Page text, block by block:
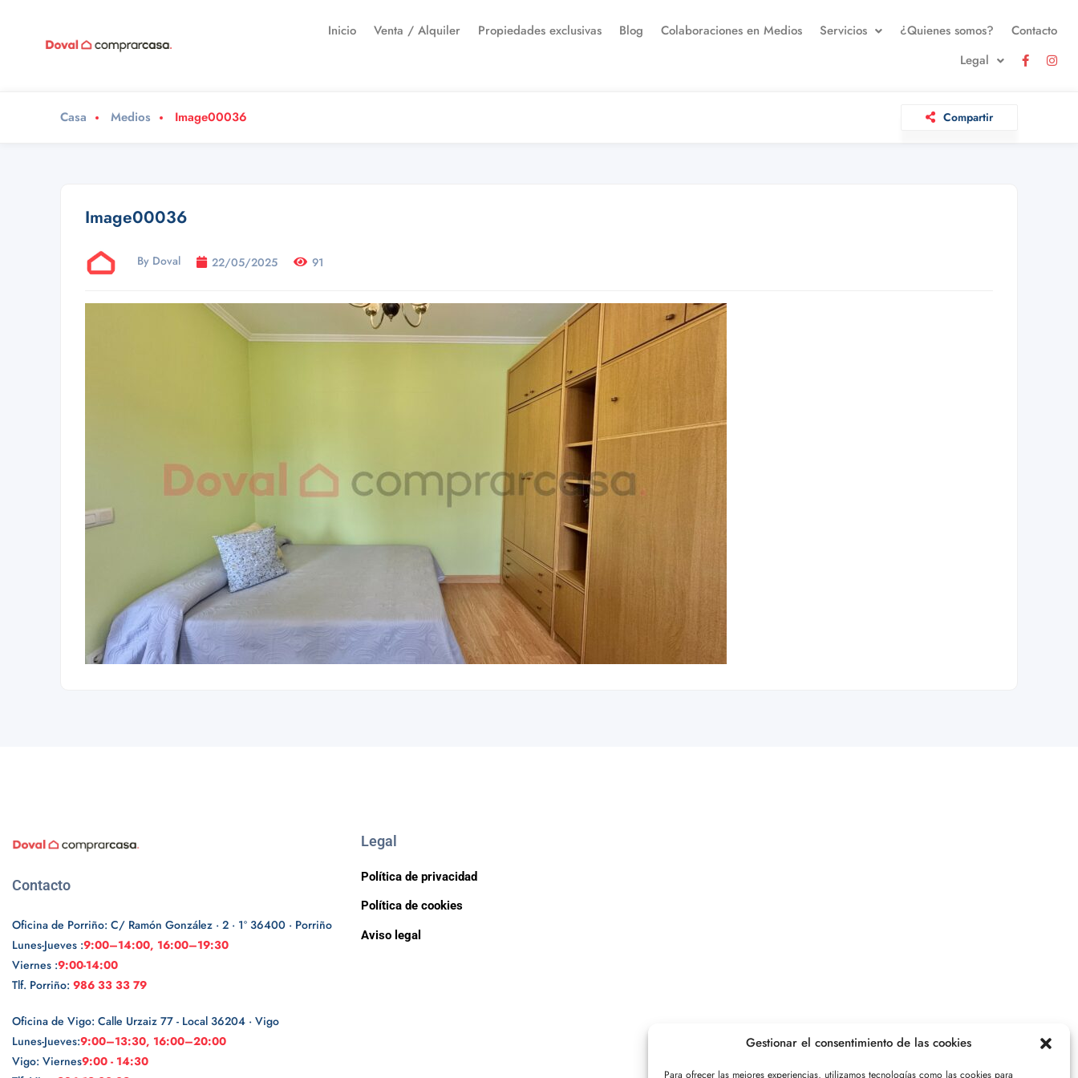
Gestionar el consentimiento de las cookies
Para ofrecer las mejores experiencias, utilizamos tecnologías como las cookies para
Inicio Venta / Alquiler Propiedades exclusivas Blog Colaboraciones en Medios Servicios ¿Quienes somos?
Contacto
Legal
Casa Medios Image00036 Compartir
Image00036
By Doval 22/05/2025 91
Contacto
Oficina de Porriño: C/ Ramón González · 2 · 1º 36400 · Porriño
Lunes-Jueves :9:00–14:00, 16:00–19:30
Viernes :9:00-14:00
Tlf. Porriño: 986 33 33 79
Oficina de Vigo: Calle Urzaiz 77 - Local 36204 · Vigo
Lunes-Jueves:9:00–13:30, 16:00–20:00
Vigo: Viernes9:00 - 14:30
Legal
Política de privacidad
Política de cookies
Aviso legal